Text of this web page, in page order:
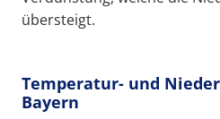
übersteigt.
Temperatur- und
Bayern